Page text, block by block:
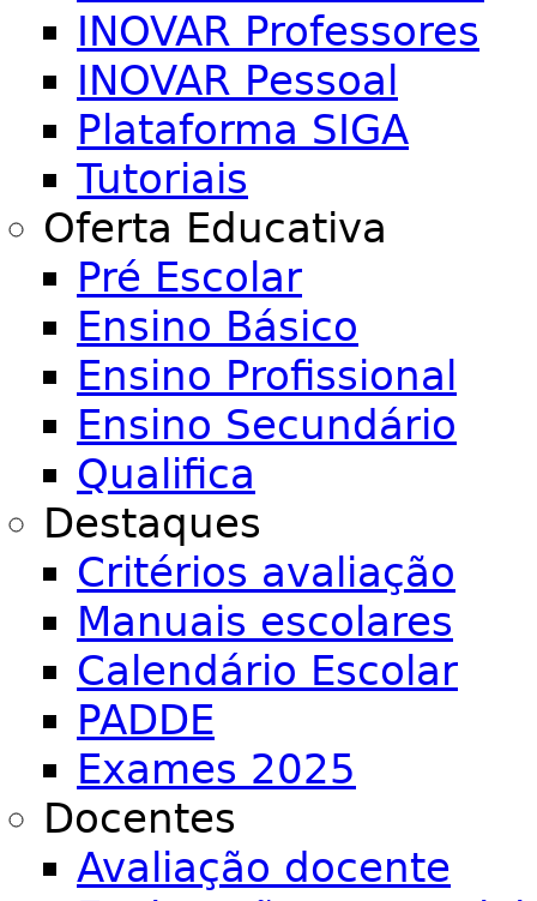
INOVAR Professores
INOVAR Pessoal
Plataforma SIGA
Tutoriais
Oferta Educativa
Pré Escolar
Ensino Básico
Ensino Profissional
Ensino Secundário
Qualifica
Destaques
Critérios avaliação
Manuais escolares
Calendário Escolar
PADDE
Exames 2025
Docentes
Avaliação docente